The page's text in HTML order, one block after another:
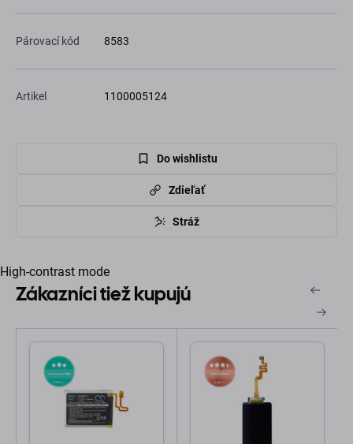
Párovací kód 8583
Artikel 1100005124
Do wishlistu
Zdieľať
Stráž
High-contrast mode
Zákazníci tiež kupujú